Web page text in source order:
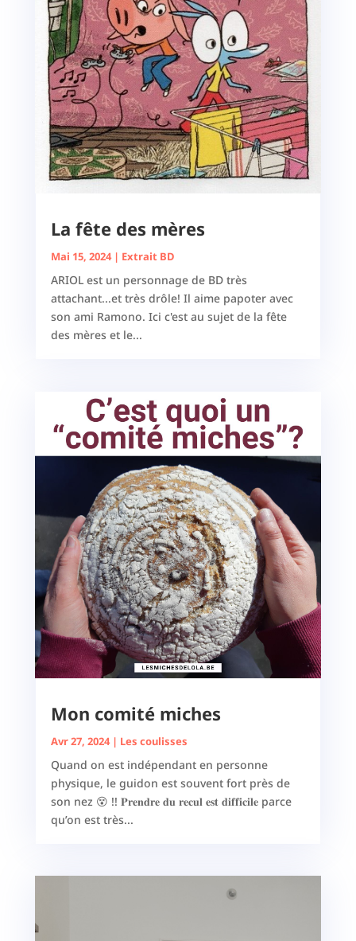
La fête des mères
Mai 15, 2024| Extrait BD
ARIOL est un personnage de BD très
attachant...et très drôle! Il aime papoter avec
son ami Ramono. Ici c'est au sujet de la fête
des mères et le...
Mon comité miches
Avr 27, 2024| Les coulisses
Quand on est indépendant en personne
physique, le guidon est souvent fort près de
son nez 😵 !! 𝐏𝐫𝐞𝐧𝐝𝐫𝐞 𝐝𝐮 𝐫𝐞𝐜𝐮𝐥 𝐞𝐬𝐭 𝐝𝐢𝐟𝐟𝐢𝐜𝐢𝐥𝐞 parce
qu’on est très...